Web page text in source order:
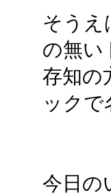
そうえ
の無い
存知の
ックで
今日の